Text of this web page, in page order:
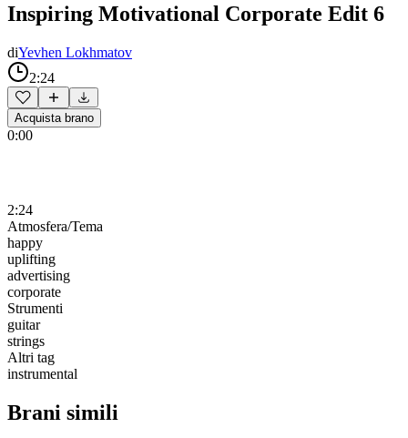
Inspiring Motivational Corporate Edit 6
diYevhen Lokhmatov
2:24
Acquista brano
0:00
2:24
Atmosfera/Tema
happy
uplifting
advertising
corporate
Strumenti
guitar
strings
Altri tag
instrumental
Brani simili